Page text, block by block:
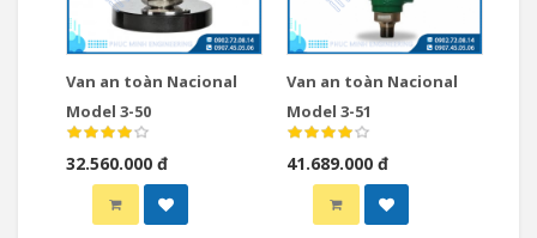
Van an toàn Nacional
Model 3-50
32.560.000 đ
Van an toàn Nacional
Model 3-51
41.689.000 đ